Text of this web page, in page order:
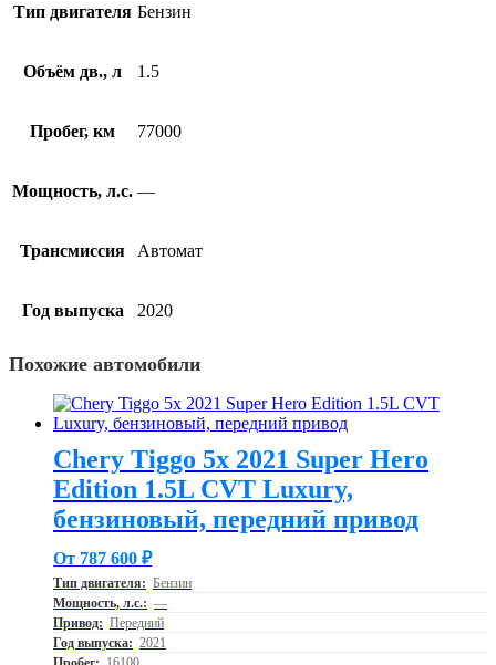
Тип двигателя Бензин
Объём дв., л 1.5
Пробег, км 77000
Мощность, л.с. —
Трансмиссия Автомат
Год выпуска 2020
Похожие автомобили
Chery Tiggo 5x 2021 Super Hero
Edition 1.5L CVT Luxury,
бензиновый, передний привод
От 787 600 ₽
Тип двигателя: Бензин
Мощность, л.с.: —
Привод: Передний
Год выпуска: 2021